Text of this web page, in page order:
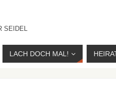
SEIDEL
LACH DOCH MAL!